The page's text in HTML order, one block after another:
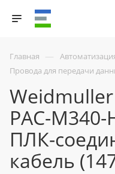
Главная —
Провода для передачи
PAC-M340-
ПЛК-
кабель